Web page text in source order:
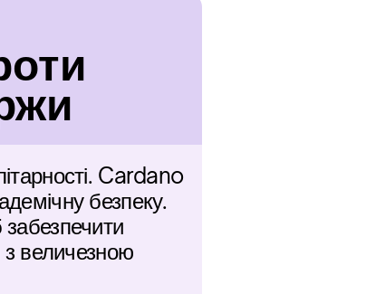
Cardano
безпеку.
з величезною